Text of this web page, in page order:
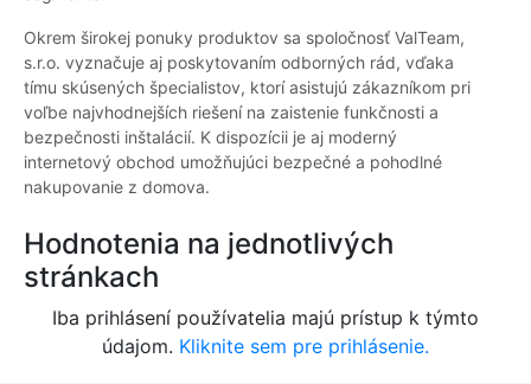
Okrem širokej ponuky produktov sa spoločnosť ValTeam,
s.r.o. vyznačuje aj poskytovaním odborných rád, vďaka
tímu skúsených špecialistov, ktorí asistujú zákazníkom pri
voľbe najvhodnejších riešení na zaistenie funkčnosti a
bezpečnosti inštalácií. K dispozícii je aj moderný
internetový obchod umožňujúci bezpečné a pohodlné
nakupovanie z domova.
Hodnotenia na jednotlivých
stránkach
Iba prihlásení používatelia majú prístup k týmto
údajom. Kliknite sem pre prihlásenie.